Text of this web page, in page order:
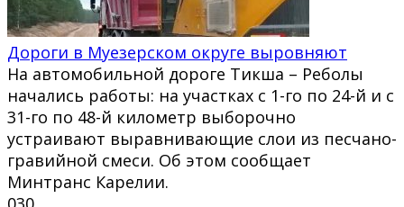
Дороги в Муезерском округе выровняют
На автомобильной дороге Тикша – Реболы
начались работы: на участках с 1-го по 24-й и с
31-го по 48-й километр выборочно
устраивают выравнивающие слои из песчано-
гравийной смеси. Об этом сообщает
Минтранс Карелии.